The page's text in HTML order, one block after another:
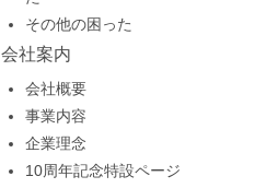
その他の困った
会社案内
会社概要
事業内容
企業理念
10周年記念特設ページ